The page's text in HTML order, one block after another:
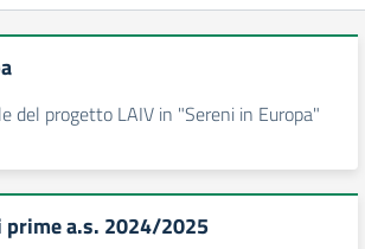
del progetto LAIV in "Sereni in Europa"
a.s. 2024/2025